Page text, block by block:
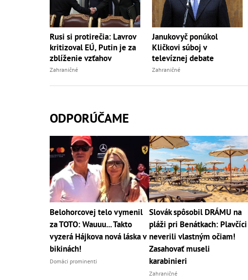
Rusi si protirečia: Lavrov
kritizoval EÚ, Putin je za
zblíženie vzťahov
Zahraničné
Janukovyč ponúkol
Kličkovi súboj v
televíznej debate
Zahraničné
ODPORÚČAME
Belohorcovej telo vymenil
za TOTO: Wauuu... Takto
vyzerá Hájkova nová láska v
bikinách!
Domáci prominenti
Slovák spôsobil DRÁMU na
pláži pri Benátkach: Plavčíci
neverili vlastným očiam!
Zasahovať museli
karabinieri
Zahraničné